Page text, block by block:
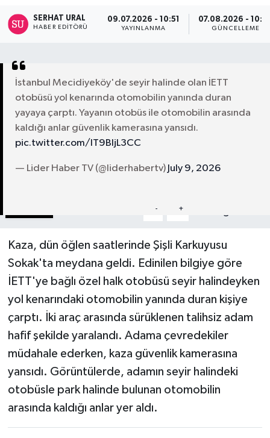
SERHAT URAL
HABER EDITÖRÜ
09.07.2026 - 10:51
YAYINLANMA
07.08.2026 -
GÜNCELLEME
İstanbul Mecidiyeköy'de seyir halinde olan İETT
otobüsü yol kenarında otomobilin yanında duran
yayaya çarptı. Yayanın otobüs ile otomobilin arasında
kaldığı anlar güvenlik kamerasına yansıdı.
pic.twitter.com/lT9BIjL3CC
— Lider Haber TV (@liderhabertv) July 9, 2026
- +
Kaza, dün öğlen saatlerinde Şişli Karkuyusu
Sokak'ta meydana geldi. Edinilen bilgiye göre
İETT'ye bağlı özel halk otobüsü seyir halindeyken
yol kenarındaki otomobilin yanında duran kişiye
çarptı. İki araç arasında sürüklenen talihsiz adam
hafif şekilde yaralandı. Adama çevredekiler
müdahale ederken, kaza güvenlik kamerasına
yansıdı. Görüntülerde, adamın seyir halindeki
otobüsle park halinde bulunan otomobilin
arasında kaldığı anlar yer aldı.
Turizm